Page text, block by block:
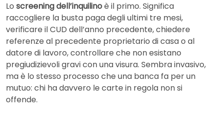
Lo screening dell’inquilinoè il primo. Significa
raccogliere la busta paga degli ultimi tre mesi,
verificare il CUD dell’anno precedente, chiedere
referenze al precedente proprietario di casa o al
datore di lavoro, controllare che non esistano
pregiudizievoli gravi con una visura. Sembra invasivo,
ma è lo stesso processo che una banca fa per un
mutuo: chi ha davvero le carte in regola non si
offende.